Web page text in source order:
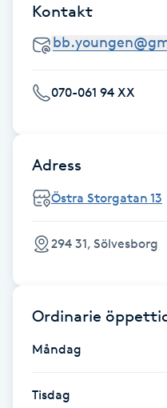
Faceliftmassage
Fettreducering
Fibromassage
Fillers
Fotsvamp
Kontakt
070-061 94 XX
Adress
Östra Storgatan 13
294 31, Sölvesborg
Ordinarie
Måndag
Tisdag